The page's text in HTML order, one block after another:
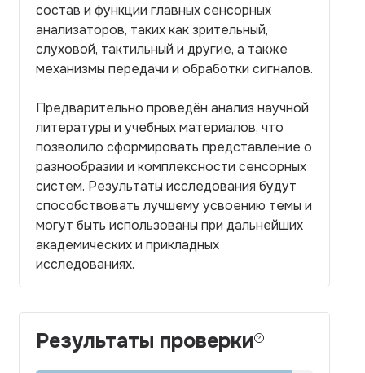
состав и функции главных сенсорных
анализаторов, таких как зрительный,
слуховой, тактильный и другие, а также
механизмы передачи и обработки сигналов.
Предварительно проведён анализ научной
литературы и учебных материалов, что
позволило сформировать представление о
разнообразии и комплексности сенсорных
систем. Результаты исследования будут
способствовать лучшему усвоению темы и
могут быть использованы при дальнейших
академических и прикладных
исследованиях.
Результаты проверки